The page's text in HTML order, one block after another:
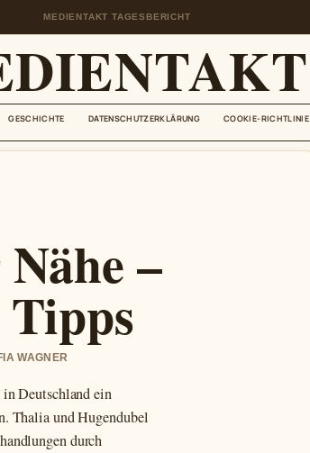
MEDIENTAKT TAGESBERICHT
GESCHICHTE DATENSCHUTZERKLÄRUNG COOKIE-RICHTLINIE
–
WAGNER
Deutschland ein
Thalia und Hugendubel
durch